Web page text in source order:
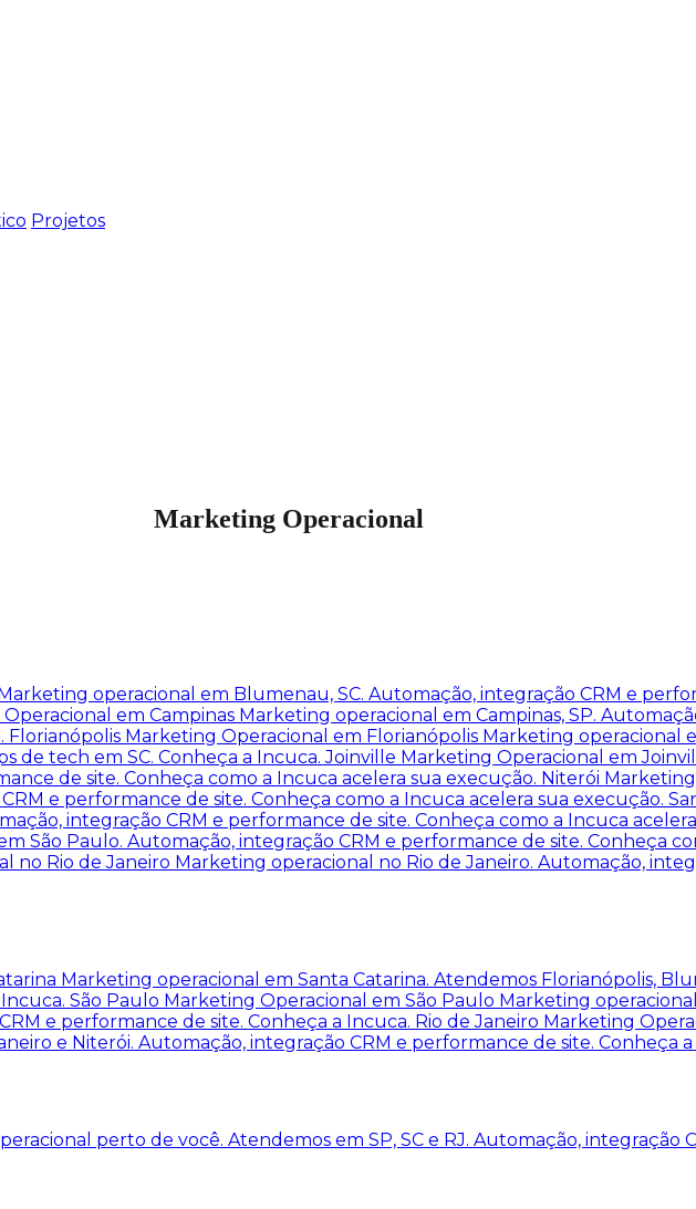
Projetos
Marketing Operacional
operacional em Blumenau, SC. Automação, integração CRM e
em Campinas Marketing operacional em Campinas, SP.
Florianópolis Marketing Operacional em Florianópolis Marketing operacional
de tech em SC. Conheça a Incuca.Joinville Marketing Operacional em
de site. Conheça como a Incuca acelera sua execução. Niterói
e performance de site. Conheça como a Incuca acelera sua execução.
integração CRM e performance de site. Conheça como a Incuca
São Paulo. Automação, integração CRM e performance de site. Conheça
no Rio de Janeiro Marketing operacional no Rio de Janeiro. Automação,
Marketing operacional em Santa Catarina. Atendemos Florianópolis,
São Paulo Marketing Operacional em São Paulo Marketing
e performance de site. Conheça a Incuca. Rio de Janeiro Marketing
e Niterói. Automação, integração CRM e performance de site. Conheça
perto de você. Atendemos em SP, SC e RJ. Automação, integração